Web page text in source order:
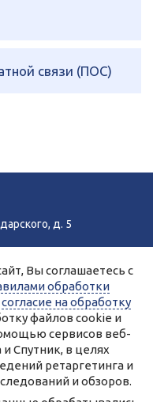
связи (ПОС)
д. 5
Колледж.
взаимодействия с
cookie и сервисы веб-
Спутник.
разрешение на
на обработку данных
Спутник.
в настройках Вашего
на сайте, размещены с
данных.
Вы соглашаетесь с
обработки
согласие на обработку
файлов cookie и
сервисов веб-
Спутник, в целях
ретаргетинга и
и обзоров.